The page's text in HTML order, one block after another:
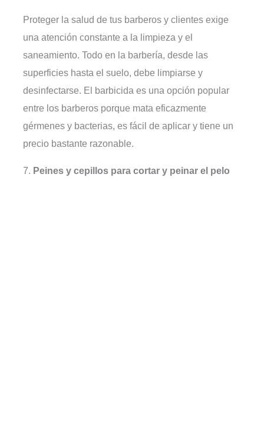
Proteger la salud de tus barberos y clientes exige
una atención constante a la limpieza y el
saneamiento. Todo en la barbería, desde las
superficies hasta el suelo, debe limpiarse y
desinfectarse. El barbicida es una opción popular
entre los barberos porque mata eficazmente
gérmenes y bacterias, es fácil de aplicar y tiene un
precio bastante razonable.
7. Peines y cepillos para cortar y peinar el pelo